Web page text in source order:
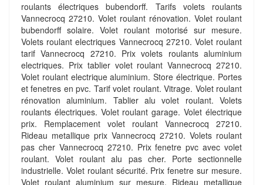
roulants électriques bubendorff. Tarifs volets roulants
Vannecrocq 27210. Volet roulant rénovation. Volet roulant
bubendorff solaire. Volet roulant motorisé sur mesure.
Volets roulant electriques Vannecrocq 27210. Volet roulant
tarif Vannecrocq 27210. Prix volets roulants aluminium
electriques. Prix tablier volet roulant Vannecrocq 27210.
Volet roulant electrique aluminium. Store électrique. Portes
et fenetres en pvc. Tarif volet roulant. Vitrage. Volet roulant
rénovation aluminium. Tablier alu volet roulant. Volets
roulants électriques. Volet roulant garage. Volet électrique
prix. Remplacement volet roulant Vannecrocq 27210.
Rideau metallique prix Vannecrocq 27210. Volets roulant
pas cher Vannecrocq 27210. Prix fenetre pvc avec volet
roulant. Volet roulant alu pas cher. Porte sectionnelle
industrielle. Volet roulant sécurité. Prix fenetre sur mesure.
Volet roulant aluminium sur mesure. Rideau metallique